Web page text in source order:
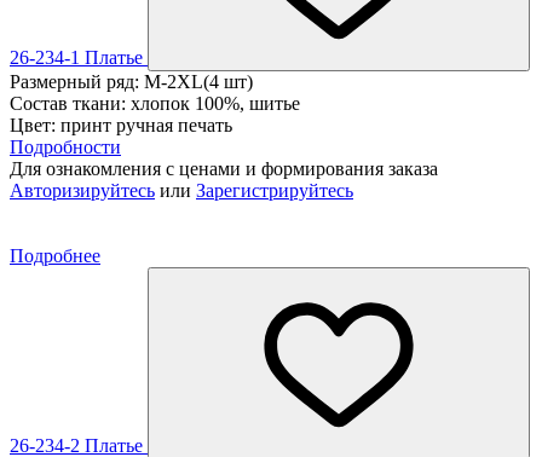
26-234-1 Платье
Размерный ряд: M-2XL(4 шт)
Состав ткани: хлопок 100%, шитье
Цвет: принт ручная печать
Подробности
Для ознакомления с ценами и формирования заказа
Авторизируйтесь или Зарегистрируйтесь
Подробнее
26-234-2 Платье